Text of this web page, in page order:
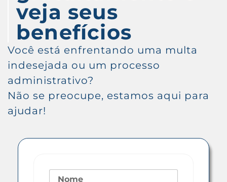
veja seus
benefícios
Você está enfrentando uma multa
indesejada ou um processo
administrativo?
Não se preocupe, estamos aqui para
ajudar!